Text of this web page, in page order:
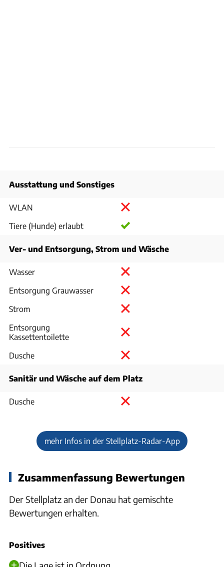
Ausstattung und Sonstiges
WLAN
Tiere (Hunde) erlaubt
Ver- und Entsorgung, Strom und Wäsche
Wasser
Entsorgung Grauwasser
Strom
Entsorgung
Kassettentoilette
Dusche
Sanitär und Wäsche auf dem Platz
Dusche
mehr Infos in der Stellplatz-Radar-App
Zusammenfassung Bewertungen
Der Stellplatz an der Donau hat gemischte
Bewertungen erhalten.
Positives